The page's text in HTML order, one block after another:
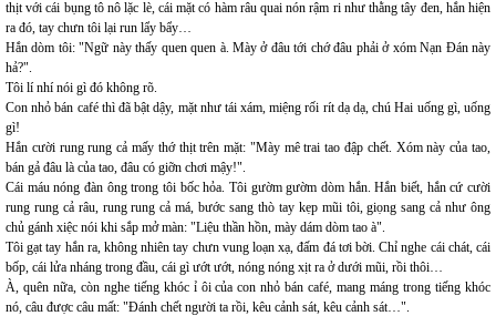
thịt với cái bụng tô nô lặc lè, cái mặt có hàm râu quai nón rậm ri như thằng tây đen, hắn hiện
ra đó, tay chưn tôi lại run lẩy bẩy…
Hắn dòm tôi: "Ngữ này thấy quen quen à. Mày ở đâu tới chớ đâu phải ở xóm Nạn Đán này
hả?".
Tôi lí nhí nói gì đó không rõ.
Con nhỏ bán café thì đã bật dậy, mặt như tái xám, miệng rối rít dạ dạ, chú Hai uống gì, uống
gì!
Hắn cười rung rung cả mấy thớ thịt trên mặt: "Mày mê trai tao đập chết. Xóm này của tao,
bán gả đâu là của tao, đâu có giỡn chơi mậy!".
Cái máu nóng đàn ông trong tôi bốc hỏa. Tôi gườm gườm dòm hắn. Hắn biết, hắn cứ cười
rung rung cả râu, rung rung cả má, bước sang thò tay kẹp mũi tôi, giọng sang cả như ông
chủ gánh xiệc nói khi sắp mở màn: "Liệu thần hồn, mày dám dòm tao à".
Tôi gạt tay hắn ra, không nhiên tay chưn vung loạn xạ, đấm đá tơi bời. Chỉ nghe cái chát, cái
bốp, cái lửa nháng trong đầu, cái gì ướt ướt, nóng nóng xịt ra ở dưới mũi, rồi thôi…
À, quên nữa, còn nghe tiếng khóc ỉ ôi của con nhỏ bán café, mang máng trong tiếng khóc
nó, câu được câu mất: "Đánh chết người ta rồi, kêu cảnh sát, kêu cảnh sát…".